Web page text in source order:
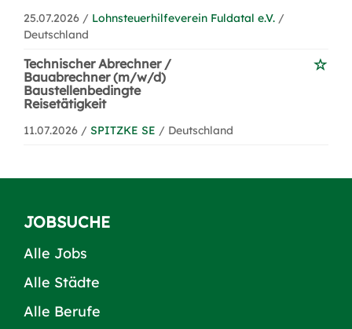
25.07.2026 / Lohnsteuerhilfeverein Fuldatal e.V. /
Deutschland
Technischer Abrechner /
Bauabrechner (m/w/d)
Baustellenbedingte
Reisetätigkeit
11.07.2026 / SPITZKE SE / Deutschland
JOBSUCHE
Alle Jobs
Alle Städte
Alle Berufe